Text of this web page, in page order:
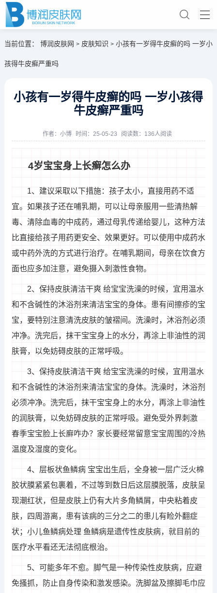
当前位置： 博润皮肤网 > 皮肤知识 > 小孩有一岁得牛皮癣的吗 一岁小
孩得牛皮癣严重吗
小孩有一岁得牛皮癣的吗 一岁小孩得
牛皮癣严重吗
作者： 小博 时间：25-05-23 阅读数：136人阅读
4岁宝宝身上长癣怎么办
1、建议采取以下措施：孩子太小，直接用药不适
宜。如果孩子还在哺乳期，可以让母亲服用一些清热解
毒、清除血毒的中成药，通过母乳传递给婴儿，这种方法
比直接给孩子用药更安全、效果更好。可以使用中成药水
或中药外洗的方式进行治疗。在哺乳期间，母亲在饮食方
面也应多加注意，避免摄入刺激性食物。
2、保持皮肤清洁干爽 给宝宝洗澡的时候，宜用温水
和不含碱性的沐浴剂来清洁宝宝的身体。患有间擦疹的宝
宝，要特别注意清洗皮肤的皱褶间。洗澡时，沐浴剂必须
冲净。洗完后，抹干宝宝身上的水分，再涂上非油性的润
肤膏，以免妨碍皮肤的正常呼吸。
3、保持皮肤清洁干爽 给宝宝洗澡的时候，宜用温水
和不含碱性的沐浴剂来清洁宝宝的身体。洗澡时，沐浴剂
必须冲净。洗完后，抹干宝宝身上的水分，再涂上非油性
的润肤膏，以免妨碍皮肤的正常呼吸。避免受外界刺激
春季宝宝脸上长廯咋办？家长要经常留意宝宝周围的冷热
温度及湿度的变化。
4、层板状鱼鳞病 宝宝出生后，全身被一层广泛火棉
胶状膜紧紧包裹着，不过等到数日后这层膜脱落，皮肤呈
现潮红状，但是皮肤上仍有大片多角鳞屑，中央粘着皮
肤，四周游离，患有该病的三分之二的患儿有睑外翻症
状；小儿鱼鳞病处理 鱼鳞病是遗传性皮肤病，就目前的
医疗水平看还无法彻底根治。
5、可能多年不愈。脚气是一种传染性皮肤病，应避
免搔抓，防止自身传染和激发感染。洗脚盆及擦脚毛巾应